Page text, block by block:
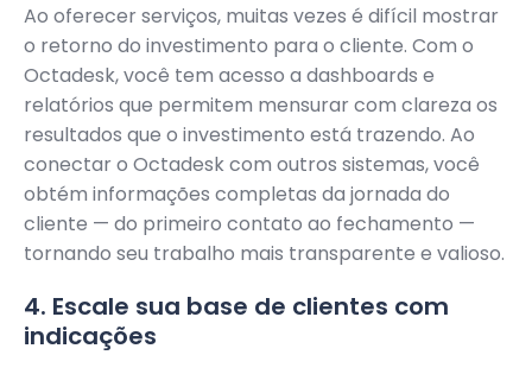
Ao oferecer serviços, muitas vezes é difícil mostrar
o retorno do investimento para o cliente. Com o
Octadesk, você tem acesso a dashboards e
relatórios que permitem mensurar com clareza os
resultados que o investimento está trazendo. Ao
conectar o Octadesk com outros sistemas, você
obtém informações completas da jornada do
cliente — do primeiro contato ao fechamento —
tornando seu trabalho mais transparente e valioso.
4. Escale sua base de clientes com
indicações